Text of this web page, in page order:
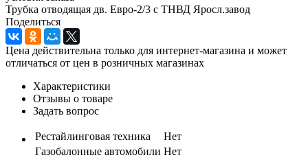
Трубка отводящая дв. Евро-2/3 с ТНВД Яросл.завод
Поделиться
Цена действительна только для интернет-магазина и может
отличаться от цен в розничных магазинах
Характеристики
Отзывы о товаре
Задать вопрос
Рестайлинговая техника
Нет
Газобалонные автомобили Нет